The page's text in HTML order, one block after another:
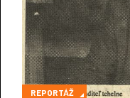
REPORTÁŽ